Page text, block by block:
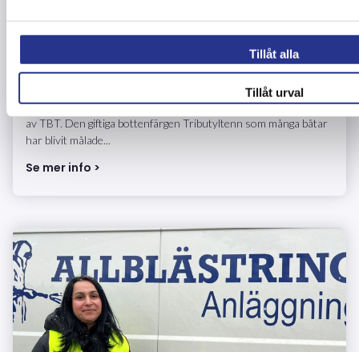
Tillåt alla
Tillåt urval
5 frågor till Mikael Andersson på
Allblästring
"Just nu är det mycket med alla båtar som ska blästras på grund
av TBT. Den giftiga bottenfärgen Tributyltenn som många båtar
har blivit målade...
Se mer info >